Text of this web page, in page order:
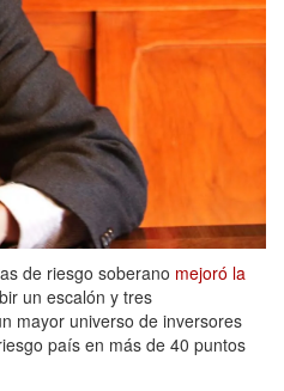
de riesgo soberano mejoró la
un escalón y tres
mayor universo de inversores
país en más de 40 puntos